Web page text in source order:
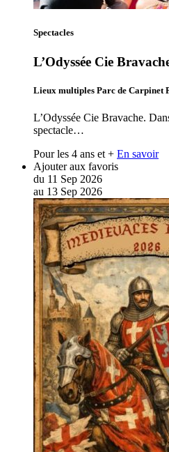
Spectacles
L’Odyssée Cie
Lieux multiples Parc de Carpinet
L’Odyssée Cie Bravache.
spectacle…
Pour les 4 ans et + En savoir
Ajouter aux favoris
du 11 Sep 2026
au 13 Sep 2026